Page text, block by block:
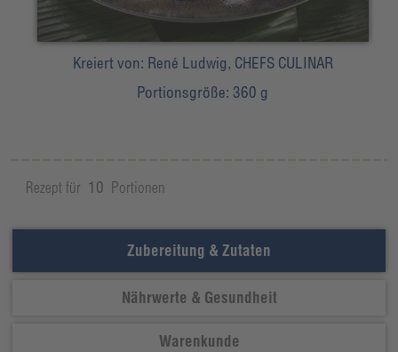
Kreiert von: René Ludwig, CHEFS CULINAR
Portionsgröße:360 g
Rezept für 10 Portionen
Zubereitung & Zutaten
Nährwerte & Gesundheit
Warenkunde